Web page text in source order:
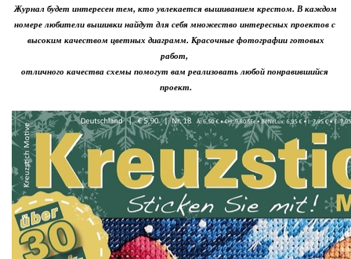
Журнал будет интересен тем, кто увлекается вышиванием крестом. В каждом
номере любители вышивки найдут для себя множество интересных проектов с
высоким качеством цветных диаграмм. Красочные фотографии готовых
работ,
отличного качества схемы помогут вам реализовать любой понравившийся
проект.